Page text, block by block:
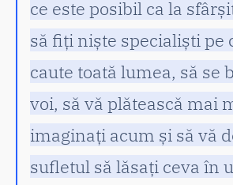
ce este posibil ca la
să fiți niște specialiști pe
caute toată lumea, să se
voi, să vă plătească mai
imaginați acum și să vă
sufletul să lăsați ceva în